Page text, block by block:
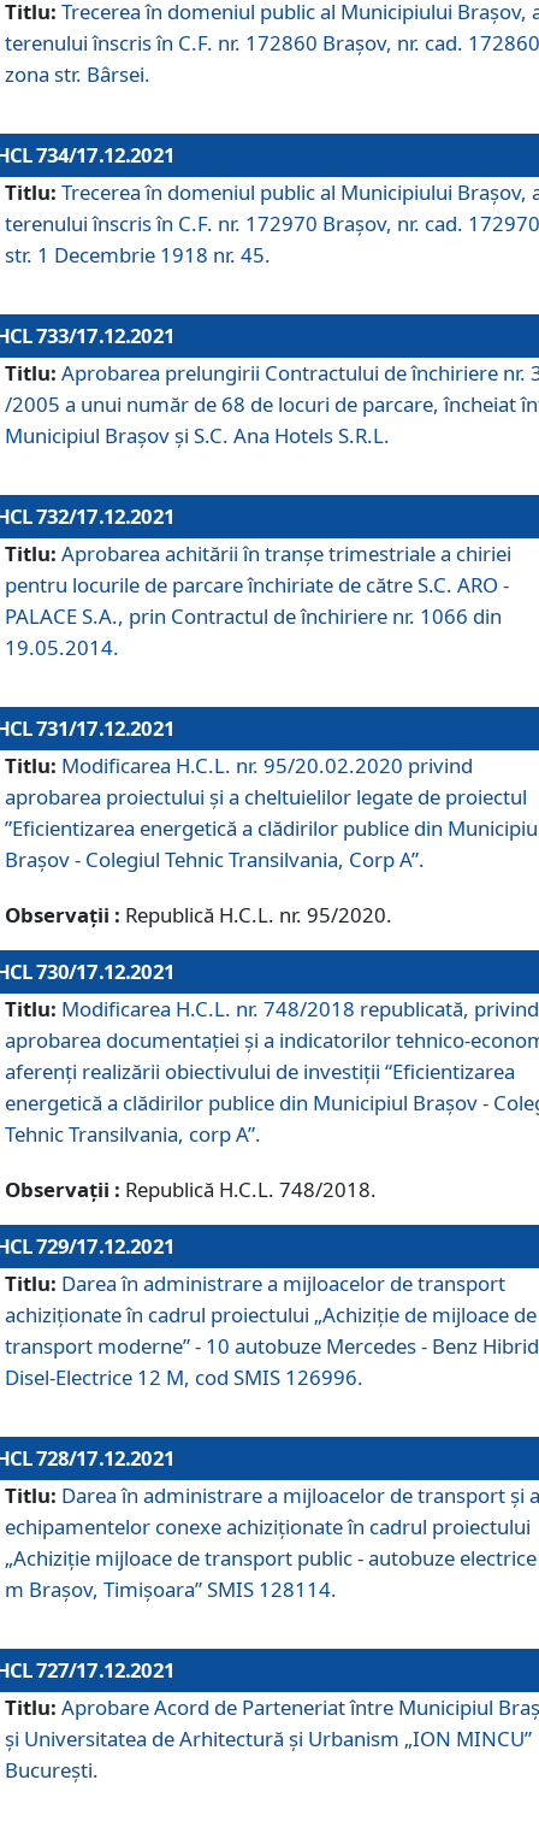
Titlu: Trecerea în domeniul public al Municipiului Braşov,
terenului înscris în C.F. nr. 172860 Brașov, nr. cad.
zona str. Bârsei.
734/17.12.2021
Titlu: Trecerea în domeniul public al Municipiului Braşov,
terenului înscris în C.F. nr. 172970 Brașov, nr. cad.
str. 1 Decembrie 1918 nr. 45.
733/17.12.2021
Titlu: Aprobarea prelungirii Contractului de închiriere nr.
/2005 a unui număr de 68 de locuri de parcare, încheiat
Municipiul Braşov şi S.C. Ana Hotels S.R.L.
732/17.12.2021
Titlu: Aprobarea achitării în tranșe trimestriale a chiriei
pentru locurile de parcare închiriate de către S.C. ARO -
PALACE S.A., prin Contractul de închiriere nr. 1066 din
19.05.2014.
731/17.12.2021
Titlu: Modificarea H.C.L. nr. 95/20.02.2020 privind
aprobarea proiectului și a cheltuielilor legate de proiectul
”Eficientizarea energetică a clădirilor publice din
Brașov - Colegiul Tehnic Transilvania, Corp A”.
Observații : Republică H.C.L. nr. 95/2020.
730/17.12.2021
Titlu: Modificarea H.C.L. nr. 748/2018 republicată, privind
aprobarea documentației și a indicatorilor tehnico-
aferenți realizării obiectivului de investiții “Eficientizarea
energetică a clădirilor publice din Municipiul Brașov -
Tehnic Transilvania, corp A”.
Observații : Republică H.C.L. 748/2018.
729/17.12.2021
Titlu: Darea în administrare a mijloacelor de transport
achiziționate în cadrul proiectului „Achiziţie de mijloace de
transport moderne” - 10 autobuze Mercedes - Benz Hibrid
Disel-Electrice 12 M, cod SMIS 126996.
728/17.12.2021
Titlu: Darea în administrare a mijloacelor de transport și a
echipamentelor conexe achiziționate în cadrul proiectului
„Achiziție mijloace de transport public - autobuze
m Brașov, Timișoara” SMIS 128114.
727/17.12.2021
Titlu: Aprobare Acord de Parteneriat între Municipiul
și Universitatea de Arhitectură și Urbanism „ION MINCU”
București.